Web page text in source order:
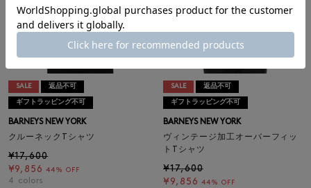
SALE 返品不可
ギフトラッピング不可
BARNEYS NEW YORK
クルーネックTシャツ
¥17,600
¥9,856 44% OFF
4 colors
SALE 返品不可
ギフトラッピング不可
BARNEYS NEW YORK
ヴィンテージ加工オーバーフィッ
トTシャツ
¥17,600
¥9,856 44% OFF